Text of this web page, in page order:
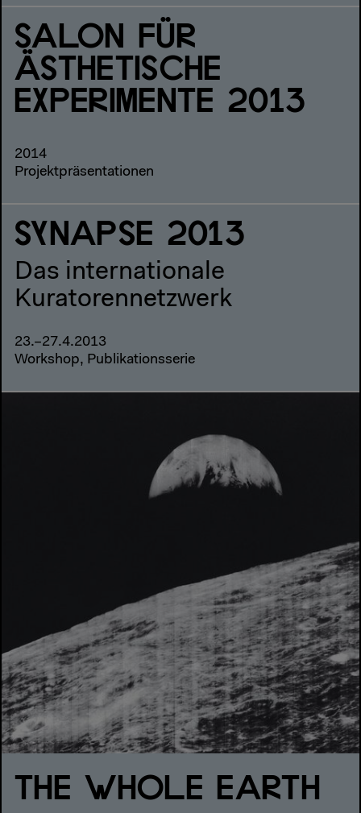
SALON FÜR
ÄSTHETISCHE
EXPERIMENTE 2013
2014
Projektpräsentationen
SYNAPSE 2013
Das internationale
Kuratorennetzwerk
23.–27.4.2013
Workshop, Publikationsserie
THE WHOLE EARTH